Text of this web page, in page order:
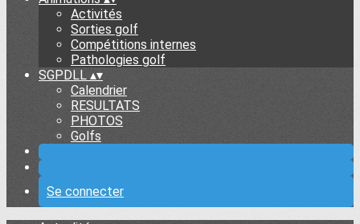
Activités
Sorties golf
Compétitions internes
Pathologies golf
SGPDLL ▴▾
Calendrier
RESULTATS
PHOTOS
Golfs
Se connecter